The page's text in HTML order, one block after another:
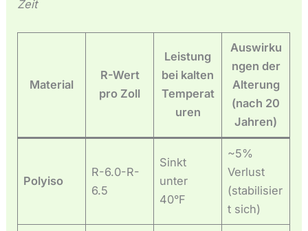
Zeit
Material
R-Wert
pro Zoll
Leistung
bei kalten
Temperat
uren
Auswirku
ngen der
Alterung
(nach 20
Jahren)
Polyiso
R-6.0-R-
6.5
Sinkt
unter
40°F
~5%
Verlust
(stabilisier
t sich)